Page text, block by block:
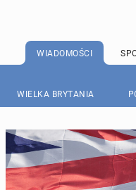
WIADOMOŚCI
WIELKA BRYTANIA